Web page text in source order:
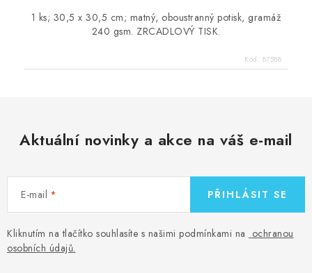
1 ks; 30,5 x 30,5 cm; matný, oboustranný potisk, gramáž
240 gsm. ZRCADLOVÝ TISK.
Kód: 87588
Aktuální novinky a akce na váš e-mail
E-mail
Kliknutím na tlačítko souhlasíte s našimi podmínkami na ochranou
osobních údajů.
PŘIHLÁSIT SE